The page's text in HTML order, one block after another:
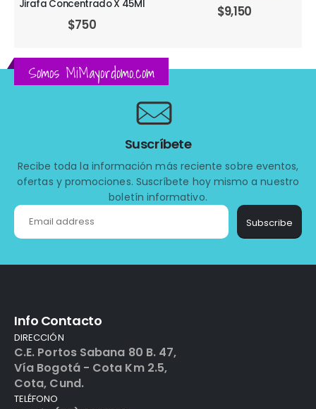
Jirafa Concentrado X 45Ml
$750
$9,150
Somos MiMayordomo.com
Suscríbete
Recibe toda la información más reciente sobre eventos,
ofertas y promociones. Suscríbete hoy mismo a nuestro
boletín informativo.
Subscribe
Info Contacto
DIRECCIÓN
C.E. Portos Sabana 80 B. 47,
Vía Bogotá - Cota Km 2.5,
Cota, Cund.
TELÉFONO